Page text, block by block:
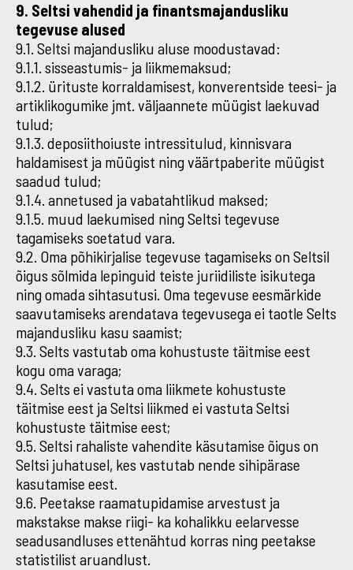
9. Seltsi vahendid ja finantsmajandusliku
tegevuse alused
9.1. Seltsi majandusliku aluse moodustavad:
9.1.1. sisseastumis- ja liikmemaksud;
9.1.2. ürituste korraldamisest, konverentside teesi- ja
artiklikogumike jmt. väljaannete müügist laekuvad
tulud;
9.1.3. deposiithoiuste intressitulud, kinnisvara
haldamisest ja müügist ning väärtpaberite müügist
saadud tulud;
9.1.4. annetused ja vabatahtlikud maksed;
9.1.5. muud laekumised ning Seltsi tegevuse
tagamiseks soetatud vara.
9.2. Oma põhikirjalise tegevuse tagamiseks on Seltsil
õigus sõlmida lepinguid teiste juriidiliste isikutega
ning omada sihtasutusi. Oma tegevuse eesmärkide
saavutamiseks arendatava tegevusega ei taotle Selts
majandusliku kasu saamist;
9.3. Selts vastutab oma kohustuste täitmise eest
kogu oma varaga;
9.4. Selts ei vastuta oma liikmete kohustuste
täitmise eest ja Seltsi liikmed ei vastuta Seltsi
kohustuste täitmise eest;
9.5. Seltsi rahaliste vahendite käsutamise õigus on
Seltsi juhatusel, kes vastutab nende sihipärase
kasutamise eest.
9.6. Peetakse raamatupidamise arvestust ja
makstakse makse riigi- ka kohalikku eelarvesse
seadusandluses ettenähtud korras ning peetakse
statistilist aruandlust.